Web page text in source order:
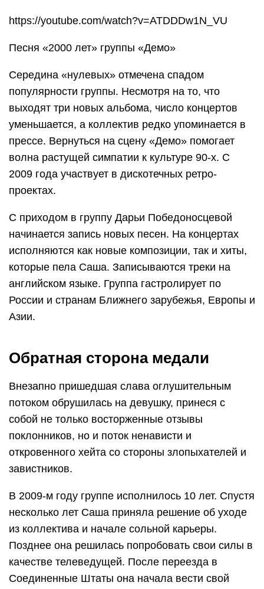
https://youtube.com/watch?v=ATDDDw1N_VU
Песня «2000 лет» группы «Демо»
Середина «нулевых» отмечена спадом
популярности группы. Несмотря на то, что
выходят три новых альбома, число концертов
уменьшается, а коллектив редко упоминается в
прессе. Вернуться на сцену «Демо» помогает
волна растущей симпатии к культуре 90-х. С
2009 года участвует в дискотечных ретро-
проектах.
С приходом в группу Дарьи Победоносцевой
начинается запись новых песен. На концертах
исполняются как новые композиции, так и хиты,
которые пела Саша. Записываются треки на
английском языке. Группа гастролирует по
России и странам Ближнего зарубежья, Европы и
Азии.
Обратная сторона медали
Внезапно пришедшая слава оглушительным
потоком обрушилась на девушку, принеся с
собой не только восторженные отзывы
поклонников, но и поток ненависти и
откровенного хейта со стороны злопыхателей и
завистников.
В 2009-м году группе исполнилось 10 лет. Спустя
несколько лет Саша приняла решение об уходе
из коллектива и начале сольной карьеры.
Позднее она решилась попробовать свои силы в
качестве телеведущей. После переезда в
Соединенные Штаты она начала вести свой